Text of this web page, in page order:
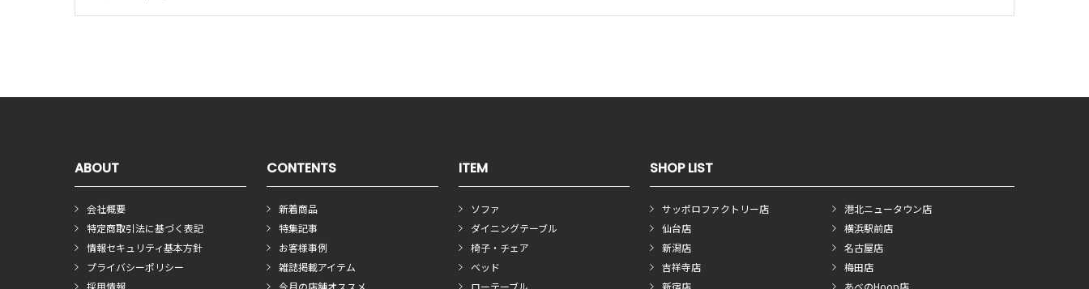
ABOUT
会社概要
特定商取引法に基づく表記
情報セキュリティ基本方針
プライバシーポリシー
採用情報
CONTENTS
新着商品
特集記事
お客様事例
雑誌掲載アイテム
今月の店舗オススメ
ITEM
ソファ
ダイニングテーブル
椅子・チェア
ベッド
ローテーブル
SHOP LIST
サッポロファクトリー店
仙台店
新潟店
吉祥寺店
新宿店
港北ニュータウン店
横浜駅前店
名古屋店
梅田店
あべのHoop店